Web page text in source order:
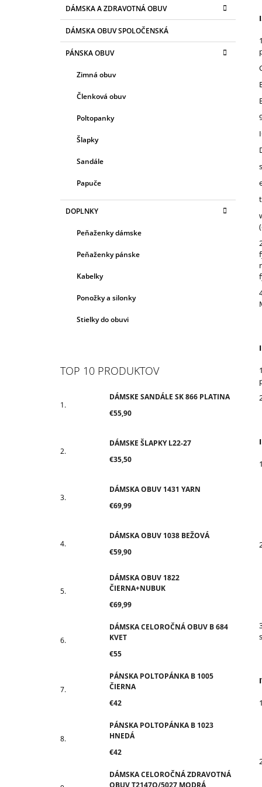
kategórie
T
G
Ó
DÁMSKA A ZDRAVOTNÁ OBUV
DÁMSKA OBUV SPOLOČENSKÁ
PÁNSKA OBUV
Zimná obuv
Členková obuv
Poltopanky
Šlapky
Sandále
Papuče
DOPLNKY
Peňaženky dámske
Peňaženky pánske
Kabelky
Ponožky a silonky
Stielky do obuvi
TOP 10 PRODUKTOV
DÁMSKE SANDÁLE SK 866 PLATINA
€55,90
DÁMSKE ŠLAPKY L22-27
€35,50
DÁMSKA OBUV 1431 YARN
€69,99
DÁMSKA OBUV 1038 BEŽOVÁ
€59,90
DÁMSKA OBUV 1822
ČIERNA+NUBUK
€69,99
DÁMSKA CELOROČNÁ OBUV B 684
KVET
€55
PÁNSKA POLTOPÁNKA B 1005
ČIERNA
€42
PÁNSKA POLTOPÁNKA B 1023
HNEDÁ
€42
DÁMSKA CELOROČNÁ ZDRAVOTNÁ
OBUV T2147O/5027 MODRÁ
€55,90